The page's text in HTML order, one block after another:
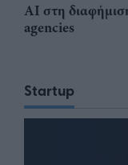
AI στη
agencies
Startup